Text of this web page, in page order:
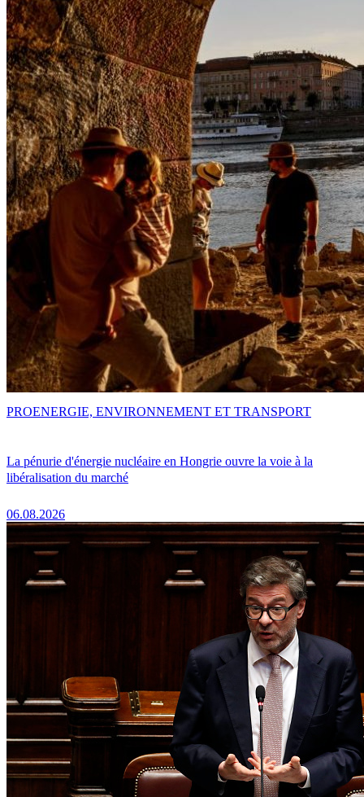
La pénurie d'énergie nucléaire en Hongrie ouvre la voie à la
libéralisation du marché
06.08.2026
PROENERGIE, ENVIRONNEMENT ET TRANSPORT